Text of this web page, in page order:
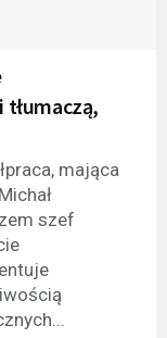
mająca
szef